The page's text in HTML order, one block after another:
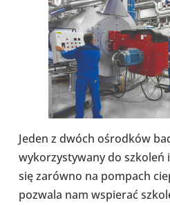
Jeden z dwóch ośrod­ków
wyko­rzy­sty­wany do szkoleń
się zarówno na pompach
pozwala nam wspie­rać